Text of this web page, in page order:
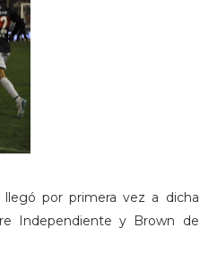
por primera vez a dicha
Independiente y Brown de